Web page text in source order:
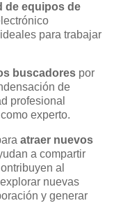
de equipos de
para trabajar
buscadores por
de
profesional
experto.
atraer nuevos
a compartir
al
nuevas
y generar